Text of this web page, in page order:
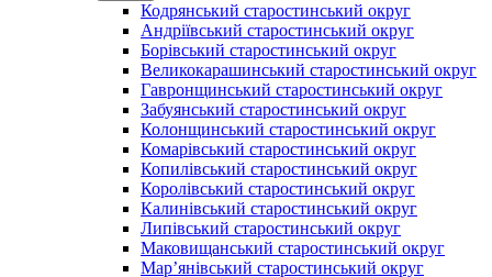
Кодрянський старостинський округ
Андріївський старостинський округ
Борівський старостинський округ
Великокарашинський старостинський округ
Гавронщинський старостинський округ
Забуянський старостинський округ
Колонщинський старостинський округ
Комарівський старостинський округ
Копилівський старостинський округ
Королівський старостинський округ
Калинівський старостинський округ
Липівський старостинський округ
Маковищанський старостинський округ
Мар’янівський старостинський округ